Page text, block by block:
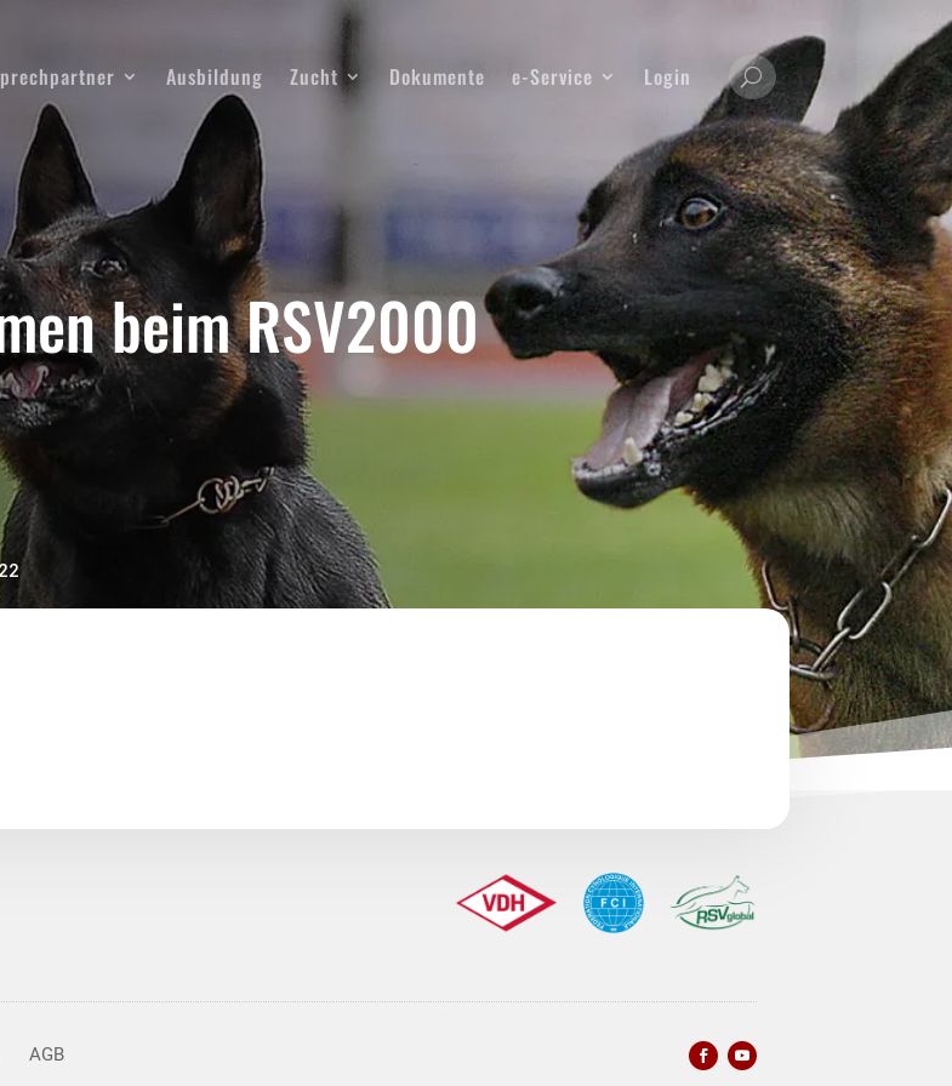
Ausbildung Zucht Dokumente e-Service Login
beim RSV2000
AGB